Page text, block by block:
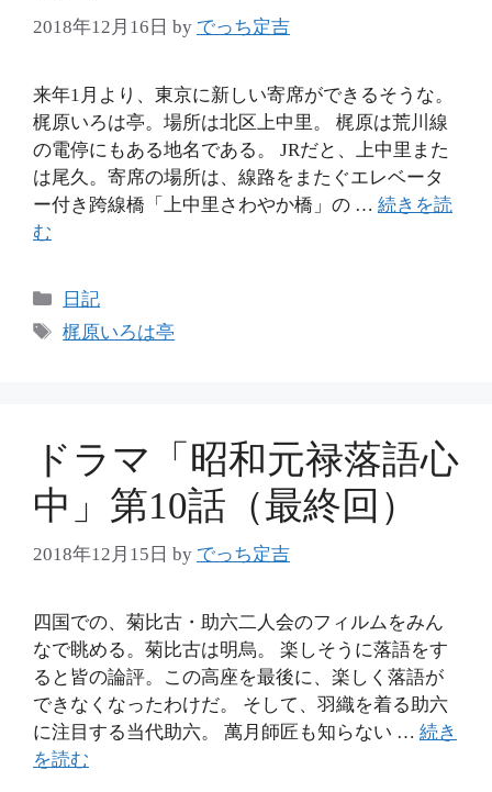
2018年12月16日 by でっち定吉
来年1月より、東京に新しい寄席ができるそうな。
梶原いろは亭。場所は北区上中里。 梶原は荒川線
の電停にもある地名である。 JRだと、上中里また
は尾久。寄席の場所は、線路をまたぐエレベータ
ー付き跨線橋「上中里さわやか橋」の … 続きを読
む
カ
テ
日記
タ
梶原いろは亭
ドラマ「昭和元禄落語心
中」第10話（最終回）
2018年12月15日 by でっち定吉
四国での、菊比古・助六二人会のフィルムをみん
なで眺める。菊比古は明烏。 楽しそうに落語をす
ると皆の論評。この高座を最後に、楽しく落語が
できなくなったわけだ。 そして、羽織を着る助六
に注目する当代助六。 萬月師匠も知らない … 続き
を読む